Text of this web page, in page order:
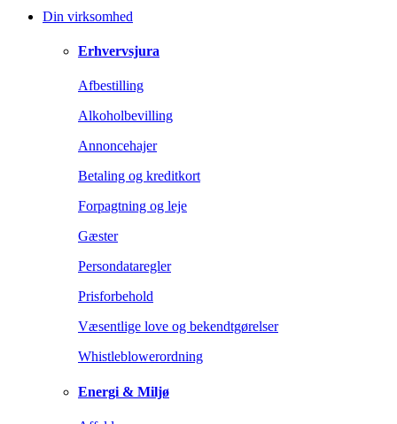
Din virksomhed
Erhvervsjura
Afbestilling
Alkoholbevilling
Annoncehajer
Betaling og kreditkort
Forpagtning og leje
Gæster
Persondataregler
Prisforbehold
Væsentlige love og bekendtgørelser
Whistleblowerordning
Energi & Miljø